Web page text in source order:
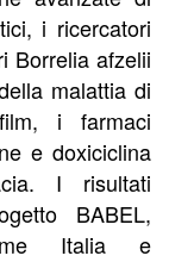
i ricercatori
Borrelia afzelii
malattia di
i farmaci
e doxiciclina
I risultati
BABEL,
Italia e